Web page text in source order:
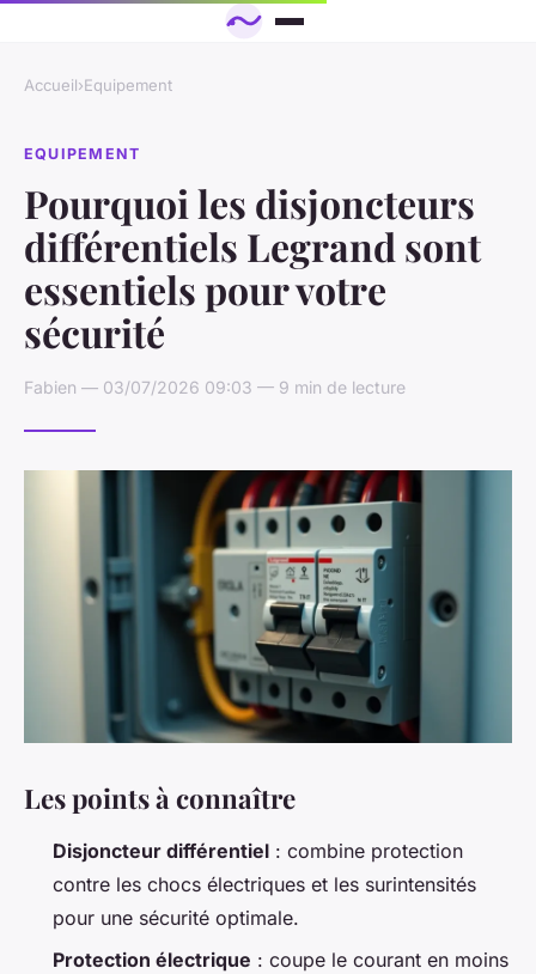
Accueil›Equipement
EQUIPEMENT
Pourquoi les disjoncteurs
différentiels Legrand sont
essentiels pour votre
sécurité
Fabien — 03/07/2026 09:03 — 9 min de lecture
Les points à connaître
Disjoncteur différentiel : combine protection
contre les chocs électriques et les surintensités
pour une sécurité optimale.
Protection électrique : coupe le courant en moins